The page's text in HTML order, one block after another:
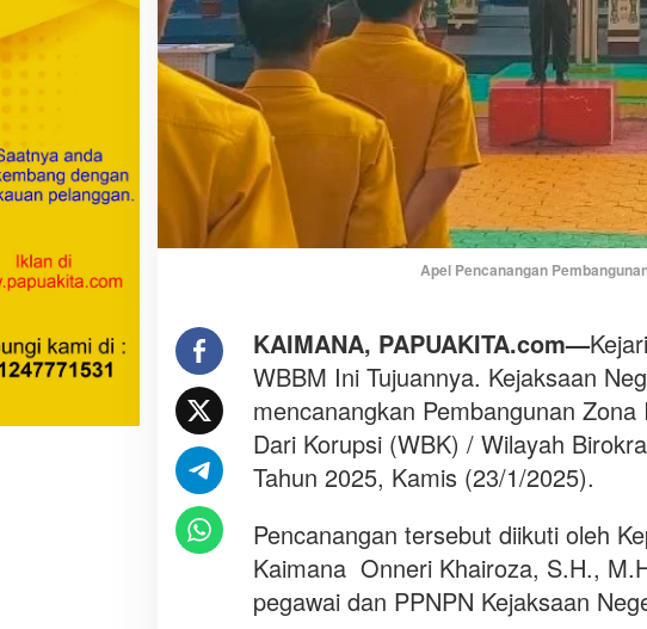
g
k
n
W
a
n
M
I
n
T
u
u
a
n
Apel Pencanangan
KAIMANA, PAPUAKITA.com—
WBBM Ini Tujuannya. Kejaksaan
mencanangkan Pembangunan
Dari Korupsi (WBK) / Wilayah
Tahun 2025, Kamis (23/1/2025).
Pencanangan tersebut diikuti oleh
Kaimana Onneri Khairoza, S.H.,
pegawai dan PPNPN Kejaksaan